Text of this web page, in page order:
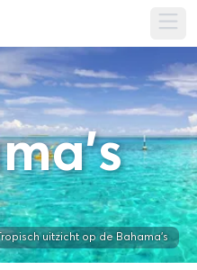
uitzicht op de Bahama's